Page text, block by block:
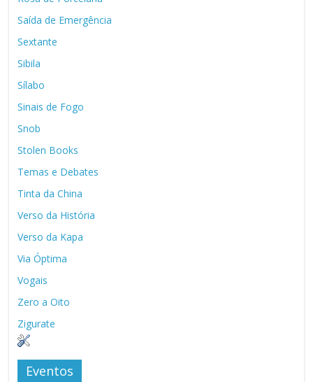
Saída de Emergência
Sextante
Sibila
Sílabo
Sinais de Fogo
Snob
Stolen Books
Temas e Debates
Tinta da China
Verso da História
Verso da Kapa
Via Óptima
Vogais
Zero a Oito
Zigurate
Eventos